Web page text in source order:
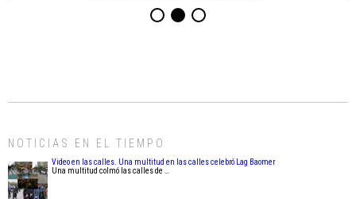
NOTICIAS EN EL TIEMPO
Video en las calles. Una multitud en las calles celebró Lag Baomer
Una multitud colmó las calles de …